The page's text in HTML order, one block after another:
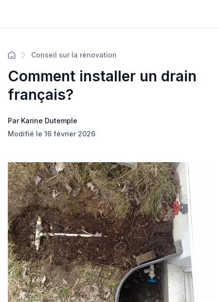
Conseil sur la rénovation
Comment installer un drain
français?
Par Karine Dutemple
Modifié le 16 février 2026